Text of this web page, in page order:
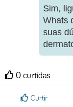
Sim,
Whats
suas
0 curtidas
Curtir